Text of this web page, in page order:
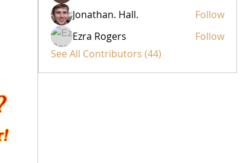
Jonathan. Hall.
Follow
Ezra Rogers
Follow
See All Contributors (44)